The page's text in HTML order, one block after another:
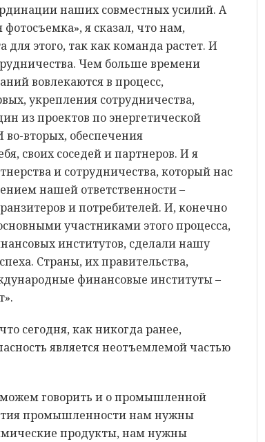
наших совместных усилий. А
я сказал, что нам,
этого, так как команда растет. И
Чем больше времени
вовлекаются в процесс,
укрепления сотрудничества,
из проектов по энергетической
вторых, обеспечения
своих соседей и партнеров. И я
и сотрудничества, который нас
нашей ответственности –
и потребителей. И, конечно
участниками этого процесса,
институтов, сделали нашу
Страны, их правительства,
финансовые институты –
сегодня, как никогда ранее,
является неотъемлемой частью
можем говорить и о промышленной
промышленности нам нужны
продукты, нам нужны